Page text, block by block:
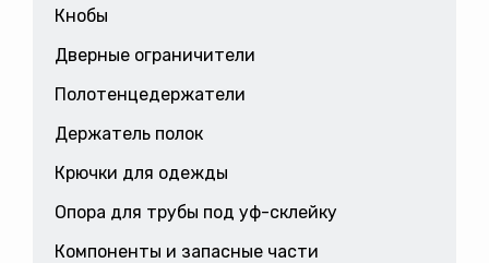
Кнобы
Дверные ограничители
Полотенцедержатели
Держатель полок
Крючки для одежды
Опора для трубы под уф-склейку
Компоненты и запасные части